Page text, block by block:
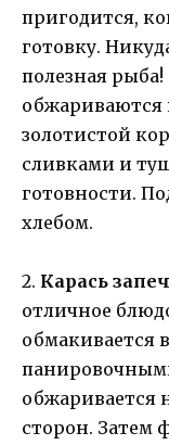
пригодится,
готовку.
полезная
обжариваются
золотистой
сливками и
готовности.
хлебом.
2. Карась
отличное
обмакивается
обжаривается
сторон. Затем